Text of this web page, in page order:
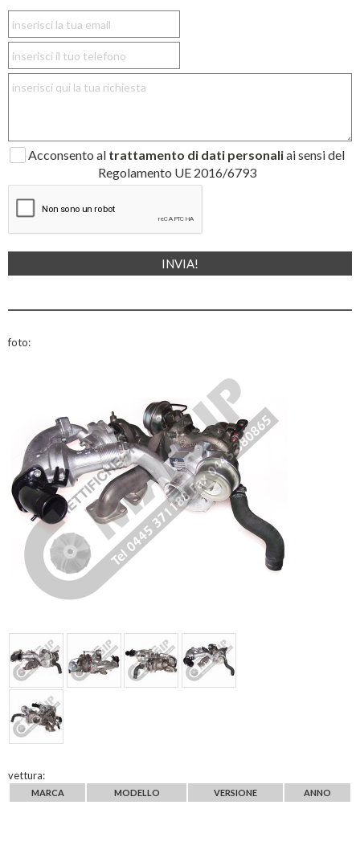
Acconsento al trattamento di dati personaliai sensi del
Regolamento UE 2016/6793
foto:
vettura:
MARCA MODELLO VERSIONE ANNO